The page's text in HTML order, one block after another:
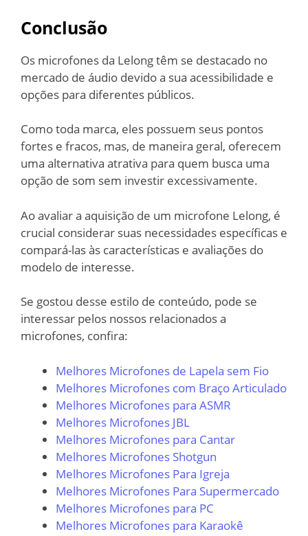
Conclusão
Os microfones da Lelong têm se destacado no
mercado de áudio devido a sua acessibilidade e
opções para diferentes públicos.
Como toda marca, eles possuem seus pontos
fortes e fracos, mas, de maneira geral, oferecem
uma alternativa atrativa para quem busca uma
opção de som sem investir excessivamente.
Ao avaliar a aquisição de um microfone Lelong, é
crucial considerar suas necessidades específicas e
compará-las às características e avaliações do
modelo de interesse.
Se gostou desse estilo de conteúdo, pode se
interessar pelos nossos relacionados a
microfones, confira:
Melhores Microfones de Lapela sem Fio
Melhores Microfones com Braço Articulado
Melhores Microfones para ASMR
Melhores Microfones JBL
Melhores Microfones para Cantar
Melhores Microfones Shotgun
Melhores Microfones Para Igreja
Melhores Microfones Para Supermercado
Melhores Microfones para PC
Melhores Microfones para Karaokê